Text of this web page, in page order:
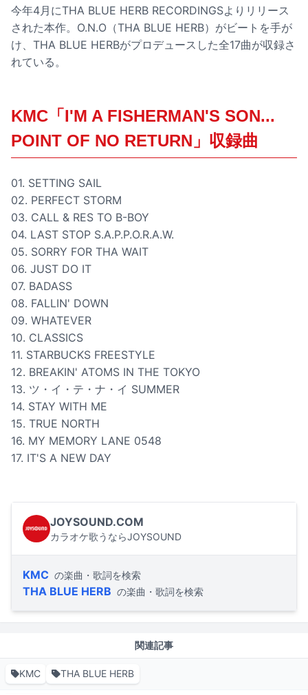
今年4月にTHA BLUE HERB RECORDINGSよりリリース
された本作。O.N.O（THA BLUE HERB）がビートを手が
け、THA BLUE HERBがプロデュースした全17曲が収録さ
れている。
KMC「I'M A FISHERMAN'S SON...
POINT OF NO RETURN」収録曲
01. SETTING SAIL
02. PERFECT STORM
03. CALL & RES TO B-BOY
04. LAST STOP S.A.P.P.O.R.A.W.
05. SORRY FOR THA WAIT
06. JUST DO IT
07. BADASS
08. FALLIN' DOWN
09. WHATEVER
10. CLASSICS
11. STARBUCKS FREESTYLE
12. BREAKIN' ATOMS IN THE TOKYO
13. ツ・イ・テ・ナ・イ SUMMER
14. STAY WITH ME
15. TRUE NORTH
16. MY MEMORY LANE 0548
17. IT'S A NEW DAY
JOYSOUND.COM
カラオケ歌うならJOYSOUND
KMC の楽曲・歌詞を検索
THA BLUE HERB の楽曲・歌詞を検索
関連記事
KMC THA BLUE HERB